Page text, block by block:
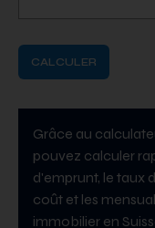
CALCULER
Grâce au
pouvez calculer
d'emprunt, le taux
coût et les
immobilier en